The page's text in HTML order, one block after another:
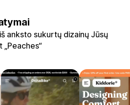
anksto sukurtų dizainų Jūsų